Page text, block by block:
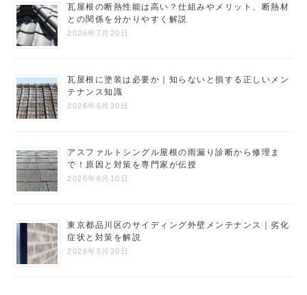
瓦屋根の断熱性能は高い？仕組みやメリット、断熱材
との関係を分かりやすく解説
2026年7月20日
瓦屋根に塗装は必要か｜知らないと損する正しいメン
テナンス知識
2026年6月30日
アスファルトシングル屋根の雨漏り診断から修理ま
で！原因と対策を専門家が伝授
2026年6月10日
東京都品川区のサイディング外壁メンテナンス｜劣化
症状と対策を解説
2026年5月20日